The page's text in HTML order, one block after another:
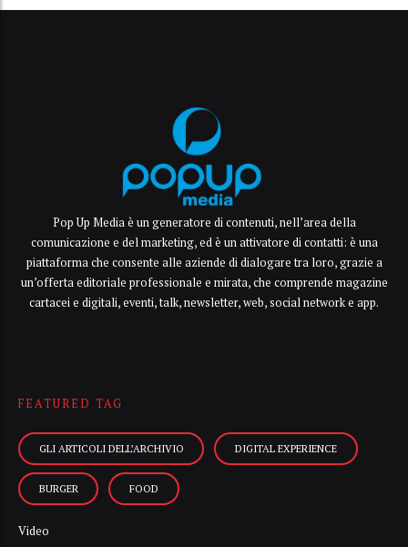
Pop Up Media è un generatore di contenuti, nell’area della
comunicazione e del marketing, ed è un attivatore di contatti: è una
piattaforma che consente alle aziende di dialogare tra loro, grazie a
un’offerta editoriale professionale e mirata, che comprende magazine
cartacei e digitali, eventi, talk, newsletter, web, social network e app.
FEATURED TAG
GLI ARTICOLI DELL’ARCHIVIO DIGITAL EXPERIENCE
BURGER FOOD
Video